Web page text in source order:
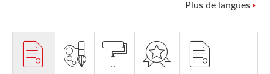
Plus de langues